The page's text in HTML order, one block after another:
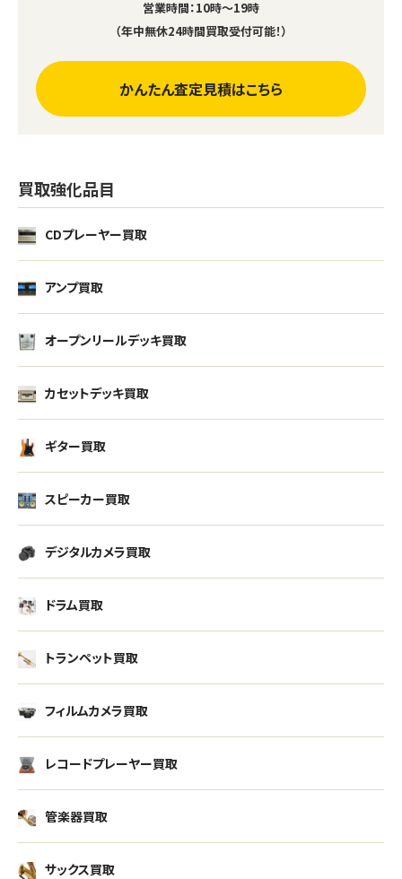
営業時間：10時～19時
（年中無休24時間買取受付可能！）
かんたん査定見積はこちら
買取強化品目
CDプレーヤー買取
アンプ買取
オープンリールデッキ買取
カセットデッキ買取
ギター買取
スピーカー買取
デジタルカメラ買取
ドラム買取
トランペット買取
フィルムカメラ買取
レコードプレーヤー買取
管楽器買取
サックス買取